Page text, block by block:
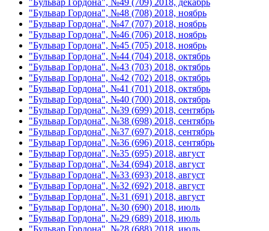
"Бульвар Гордона", №49 (709) 2018, декабрь
"Бульвар Гордона", №48 (708) 2018, ноябрь
"Бульвар Гордона", №47 (707) 2018, ноябрь
"Бульвар Гордона", №46 (706) 2018, ноябрь
"Бульвар Гордона", №45 (705) 2018, ноябрь
"Бульвар Гордона", №44 (704) 2018, октябрь
"Бульвар Гордона", №43 (703) 2018, октябрь
"Бульвар Гордона", №42 (702) 2018, октябрь
"Бульвар Гордона", №41 (701) 2018, октябрь
"Бульвар Гордона", №40 (700) 2018, октябрь
"Бульвар Гордона", №39 (699) 2018, сентябрь
"Бульвар Гордона", №38 (698) 2018, сентябрь
"Бульвар Гордона", №37 (697) 2018, сентябрь
"Бульвар Гордона", №36 (696) 2018, сентябрь
"Бульвар Гордона", №35 (695) 2018, август
"Бульвар Гордона", №34 (694) 2018, август
"Бульвар Гордона", №33 (693) 2018, август
"Бульвар Гордона", №32 (692) 2018, август
"Бульвар Гордона", №31 (691) 2018, август
"Бульвар Гордона", №30 (690) 2018, июль
"Бульвар Гордона", №29 (689) 2018, июль
"Бульвар Гордона", №28 (688) 2018, июль